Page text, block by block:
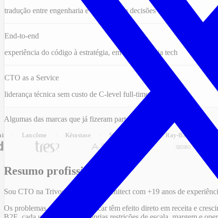
tradução entre engenharia e C-level para decisões corretas
End-to-end
experiência do código à estratégia, em toda a cadeia tech
CTO as a Service
liderança técnica sem custo de C-level full-time
Algumas das marcas que já fizeram parte do meu trabalho:
· Kérastase · SkinCeuticals · Sunglass Hut
Resumo profissional
Sou CTO na Trivod e Software Architect com +19 anos de
Os problemas que costumo atacar têm efeito direto em receita e